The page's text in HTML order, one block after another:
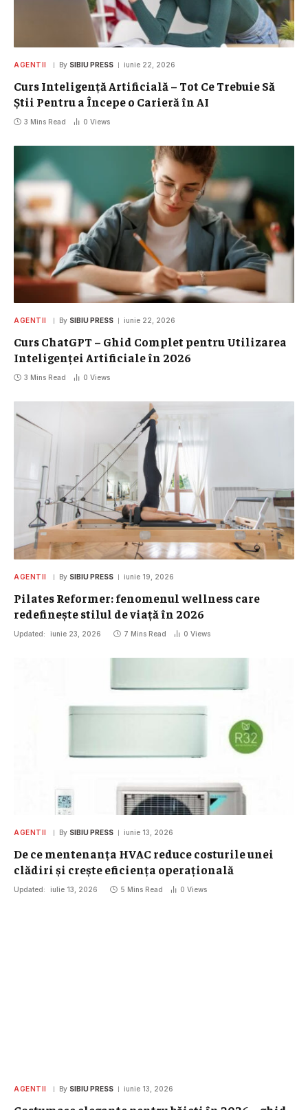
AGENTII By SIBIU PRESS iunie 22, 2026
Curs Inteligență Artificială – Tot Ce Trebuie Să
Știi Pentru a Începe o Carieră în AI
3 Mins Read 0 Views
AGENTII By SIBIU PRESS iunie 22, 2026
Curs ChatGPT – Ghid Complet pentru Utilizarea
Inteligenței Artificiale în 2026
3 Mins Read 0 Views
AGENTII By SIBIU PRESS iunie 19, 2026
Pilates Reformer: fenomenul wellness care
redefinește stilul de viață în 2026
Updated: iunie 23, 2026 7 Mins Read 0 Views
AGENTII By SIBIU PRESS iunie 13, 2026
De ce mentenanța HVAC reduce costurile unei
clădiri și crește eficiența operațională
Updated: iulie 13, 2026 5 Mins Read 0 Views
AGENTII By SIBIU PRESS iunie 13, 2026